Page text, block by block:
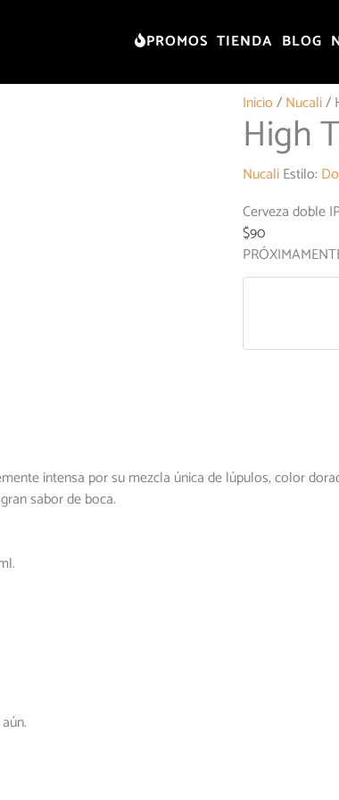
PROMOS TIENDA BLOG
Inicio/Nucali/
High
NucaliEstilo:
Cerveza doble
$90
intensa por su mezcla única de lúpulos, color
sabor de boca.